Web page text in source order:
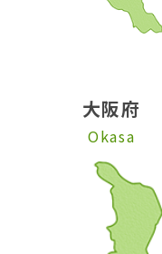
大阪府
Okasa